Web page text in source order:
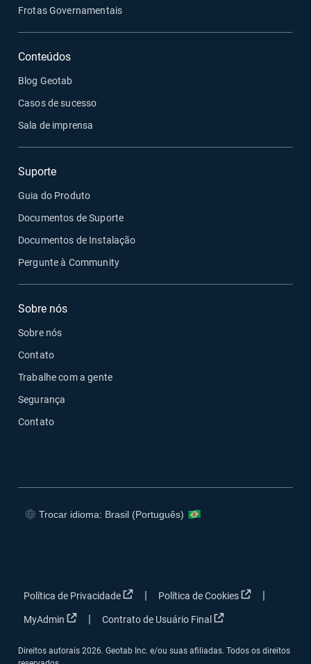
Frotas Governamentais
Conteúdos
Blog Geotab
Casos de sucesso
Sala de imprensa
Suporte
Guia do Produto
Documentos de Suporte
Documentos de Instalação
Pergunte à Community
Sobre nós
Sobre nós
Contato
Trabalhe com a gente
Segurança
Contato
Trocar idioma: Brasil (Português)
Política de Privacidade Abrir em uma nova janela
Política de Cookies Abrir em uma
MyAdmin Abrir em uma nova janela
Contrato de Usuário Final Abrir em uma nova
Direitos autorais 2026. Geotab Inc. e/ou suas afiliadas. Todos os direitos